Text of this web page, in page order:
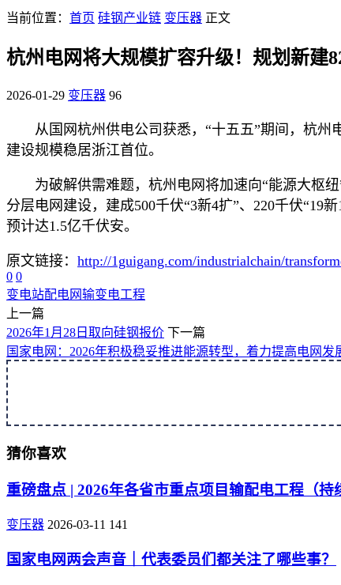
当前位置： 首页 硅钢产业链 变压器 正文
杭州电网将大规模扩容升级！规划新建
2026-01-29 变压器 96
从国网杭州供电公司获悉，“十五五”期间，杭州
建设规模稳居浙江首位。
为破解供需难题，杭州电网将加速向“能源大枢
分层电网建设，建成500千伏“3新4扩”、220千伏“19
预计达1.5亿千伏安。
原文链接： http://1guigang.com/industrialchain/
0 0
变电站配电网输变电工程
上一篇
2026年1月28日取向硅钢报价 下一篇
国家电网：2026年积极稳妥推进能源转型，着力提高电网发
猜你喜欢
重磅盘点 | 2026年各省市重点项目输配电工程（持
变压器 2026-03-11 141
国家电网两会声音｜代表委员们都关注了哪些事？